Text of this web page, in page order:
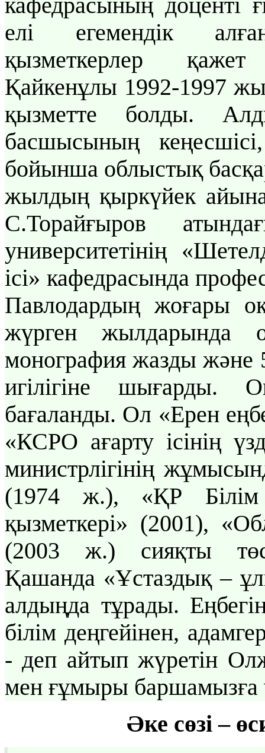
кафедрасының доценті
елі егемендік
қызметкерлер
Қайкенұлы 1992-1997
қызметте болды.
басшысының
бойынша облыстық
жылдың қыркүйек
С.Торайғыров
университетінің
ісі» кафедрасында
Павлодардың жоғары
жүрген
монография жазды және
игілігіне шығарды.
бағаланды. Ол «Ерен
«КСРО ағарту ісінің
министрлігінің
(1974 ж.), «ҚР Білім
қызметкері» (2001),
(2003 ж.) сияқты
Қашанда «Ұстаздық –
алдыңда тұрады.
білім деңгейінен,
- деп айтып жүретін
мен ғұмыры баршамызға
Әке сөзі –